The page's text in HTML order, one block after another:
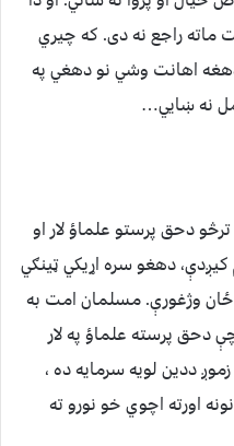
راجع نه دی. که چيري
اهانت وشي نو دهغي په
نه ښايي…
دحق پرستو علماؤ لار او
دهغو سره اړیکي ټینګي
ځان وژغورې. مسلمان امت به
دحق پرسته علماؤ په لار
ددین لویه سرمایه ده ،
اورته اچوي خو نورو ته